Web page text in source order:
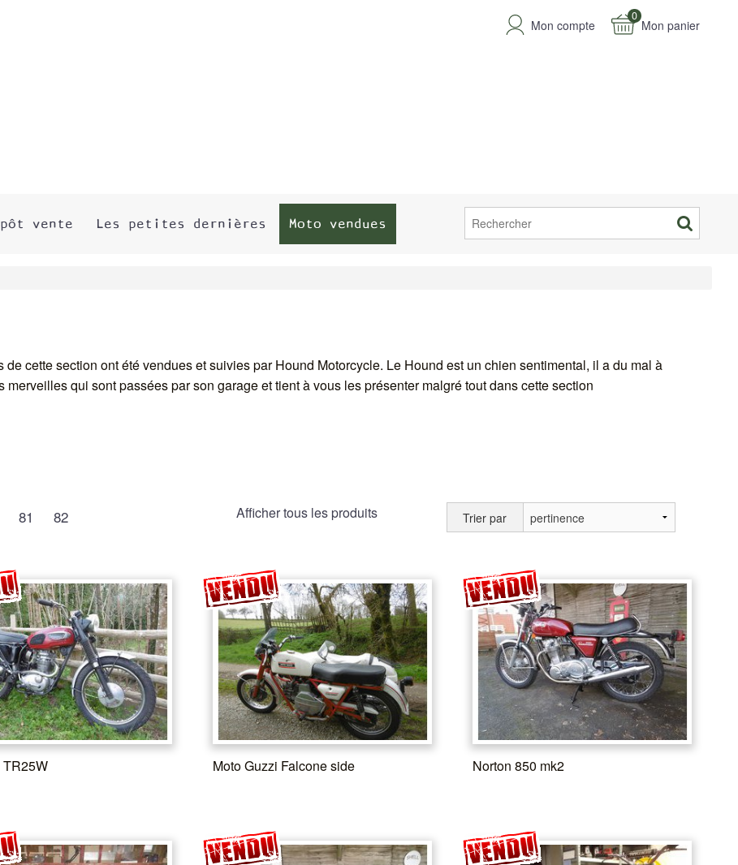
0
Mon panier
Mon compte
vente Les petites dernières Moto vendues
de cette section ont été vendues et suivies par Hound Motorcycle. Le Hound est un chien sentimental, il a du mal à
merveilles qui sont passées par son garage et tient à vous les présenter malgré tout dans cette section
81 82 Afficher tous les produits Trier par
Moto Guzzi Falcone side Norton 850 mk2